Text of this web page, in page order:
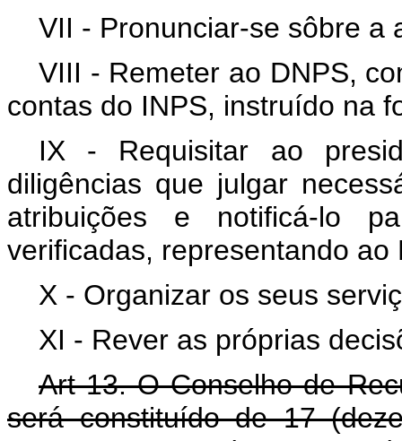
VII - Pronunciar-se sôbre a
VIII - Remeter ao DNPS,
contas do INPS, instruído na
IX - Requisitar ao
diligências que julgar
atribuições e notificá-lo
verificadas, representando
X - Organizar os seus
XI - Rever as próprias
Art 13. O Conselho de
será constituído de 17